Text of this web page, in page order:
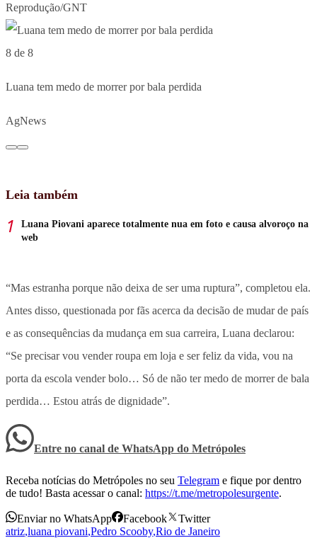
Reprodução/GNT
8 de 8
Luana tem medo de morrer por bala perdida
AgNews
Leia também
Luana Piovani aparece totalmente nua em foto e causa alvoroço na
web
“Mas estranha porque não deixa de ser uma ruptura”, completou ela.
Antes disso, questionada por fãs acerca da decisão de mudar de país
e as consequências da mudança em sua carreira, Luana declarou:
“Se precisar vou vender roupa em loja e ser feliz da vida, vou na
porta da escola vender bolo… Só de não ter medo de morrer de bala
perdida… Estou atrás de dignidade”.
Entre no canal de WhatsApp do Metrópoles
Receba notícias do Metrópoles no seu Telegram e fique por dentro
de tudo! Basta acessar o canal: https://t.me/metropolesurgente.
Enviar no WhatsApp Facebook
Twitter
atriz,luana piovani,Pedro Scooby,Rio de Janeiro